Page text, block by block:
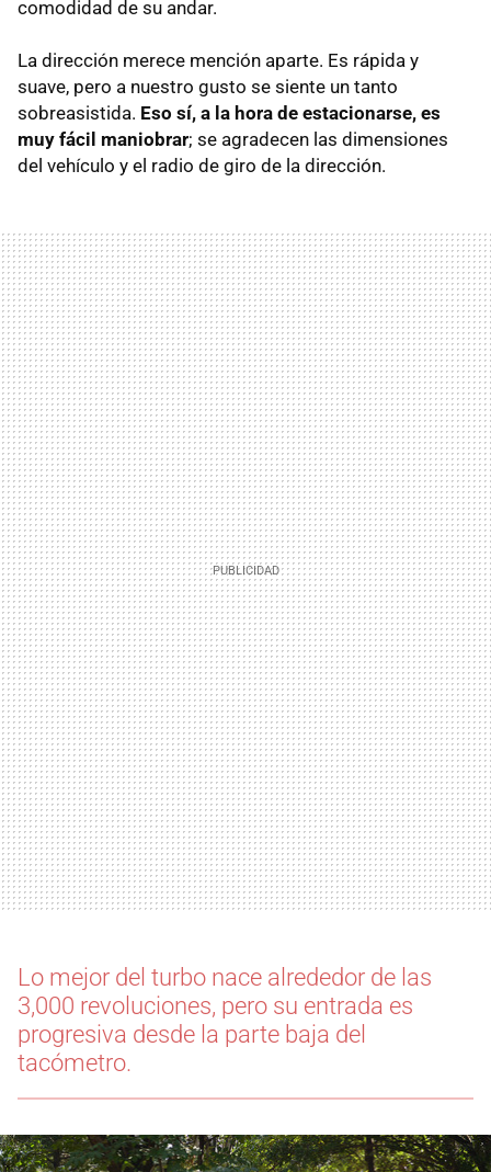
comodidad de su andar.
La dirección merece mención aparte. Es rápida y
suave, pero a nuestro gusto se siente un tanto
sobreasistida. Eso sí, a la hora de estacionarse, es
muy fácil maniobrar; se agradecen las dimensiones
del vehículo y el radio de giro de la dirección.
Lo mejor del turbo nace alrededor de las
3,000 revoluciones, pero su entrada es
progresiva desde la parte baja del
tacómetro.